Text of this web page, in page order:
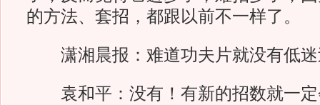
的方法、套招，都跟以前不一样了。
潇湘晨报： 难道功夫片就没有低
袁和平：没有！有新的招数就一定